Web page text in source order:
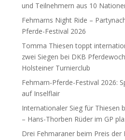
und Teilnehmern aus 10
Fehmarns Night Ride –
Pferde-Festival 2026
Tomma Thiesen toppt
zwei Siegen bei DKB
Holsteiner Turnierclub
Fehmarn-Pferde-Festival 2026:
auf Inselflair
Internationaler Sieg für Thiesen
– Hans-Thorben Rüder im GP
Drei Fehmaraner beim Preis